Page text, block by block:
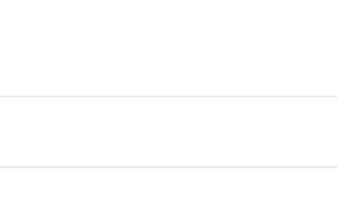
เข้าสู่ระบบ/สมัครสมาชิก